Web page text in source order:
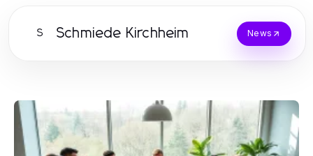
S Schmiede Kirchheim News